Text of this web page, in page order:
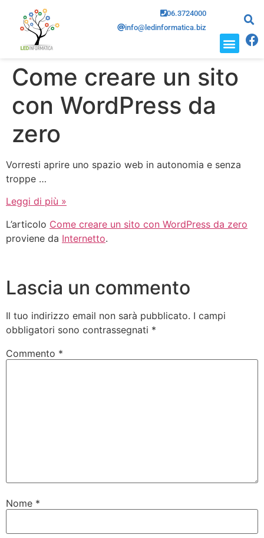
06.3724000
info@ledinformatica.biz
Come creare un sito
con WordPress da
zero
Vorresti aprire uno spazio web in autonomia e senza
troppe …
Leggi di più »
L’articolo Come creare un sito con WordPress da zero
proviene da Internetto.
Lascia un commento
Il tuo indirizzo email non sarà pubblicato. I campi
obbligatori sono contrassegnati *
Commento *
Nome *